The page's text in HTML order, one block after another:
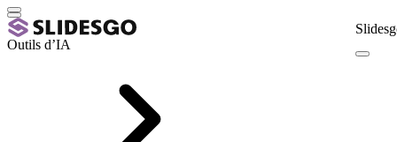
Outils d’IA